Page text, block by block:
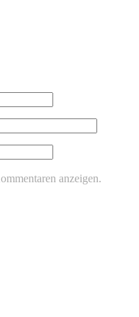
anzeigen.